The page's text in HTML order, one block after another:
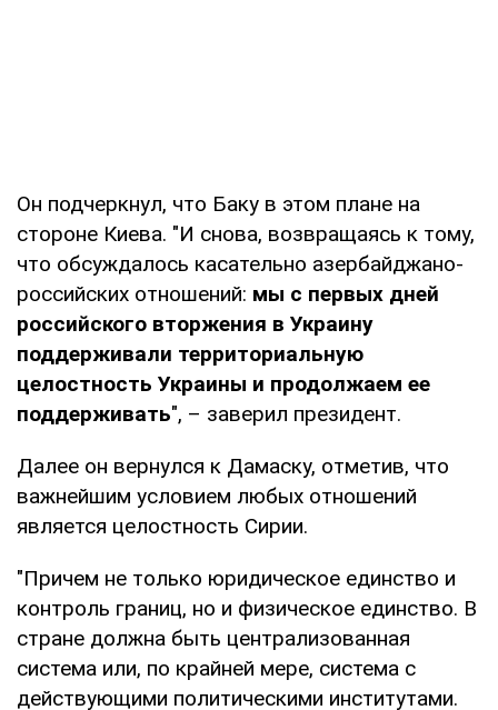
Он подчеркнул, что Баку в этом плане на
стороне Киева. "И снова, возвращаясь к тому,
что обсуждалось касательно азербайджано-
российских отношений: мы с первых дней
российского вторжения в Украину
поддерживали территориальную
целостность Украины и продолжаем ее
поддерживать", – заверил президент.
Далее он вернулся к Дамаску, отметив, что
важнейшим условием любых отношений
является целостность Сирии.
"Причем не только юридическое единство и
контроль границ, но и физическое единство. В
стране должна быть централизованная
система или, по крайней мере, система с
действующими политическими институтами.